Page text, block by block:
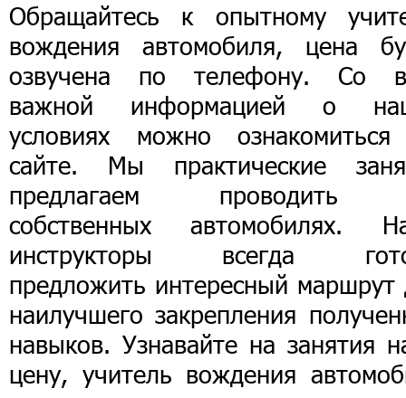
Обращайтесь к опытному
вождения автомобиля, цена
озвучена по телефону. Со
важной информацией о
условиях можно
сайте. Мы практические
предлагаем проводить
собственных автомобилях.
инструкторы всегда
предложить интересный маршрут
наилучшего закрепления
навыков. Узнавайте на занятия
цену, учитель вождения